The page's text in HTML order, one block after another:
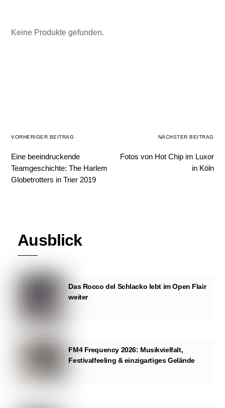
Keine Produkte gefunden.
VORHERIGER BEITRAG
Eine beeindruckende
Teamgeschichte: The Harlem
Globetrotters in Trier 2019
NÄCHSTER BEITRAG
Fotos von Hot Chip im Luxor
in Köln
Ausblick
Das Rocco del Schlacko lebt im Open Flair
weiter
FM4 Frequency 2026: Musikvielfalt,
Festivalfeeling & einzigartiges Gelände